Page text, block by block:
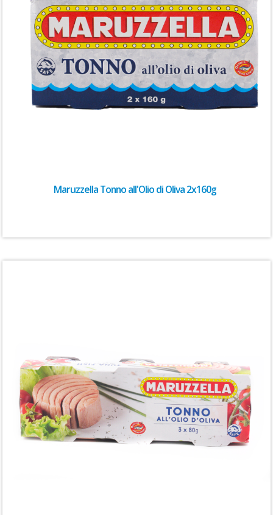
Maruzzella Tonno all'Olio di Oliva 2x160g